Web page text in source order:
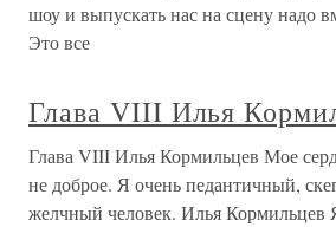
шоу и выпускать нас на сцену надо
Это все
Глава VIII Илья
Глава VIII Илья Кормильцев Мое
не доброе. Я очень педантичный,
желчный человек. Илья Кормильцев